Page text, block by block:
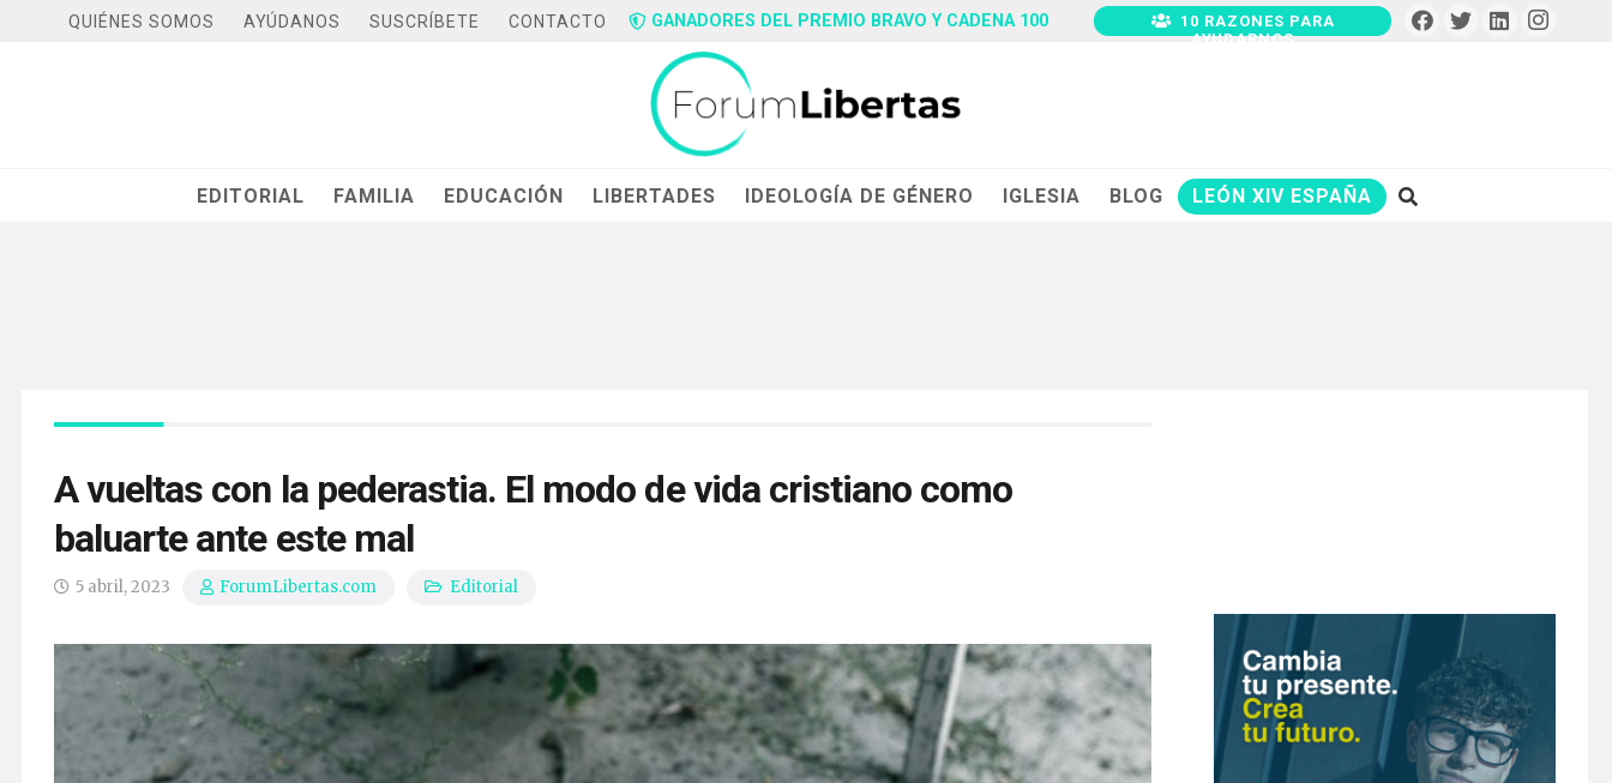
QUIÉNES SOMOS AYÚDANOS SUSCRÍBETE CONTACTO GANADORES DEL PREMIO BRAVO Y CADENA 100
10 RAZONES PARA
AYUDARNOS
EDITORIAL FAMILIA EDUCACIÓN LIBERTADES IDEOLOGÍA DE GÉNERO IGLESIA BLOG LEÓN XIV ESPAÑA
A vueltas con la pederastia. El modo de vida cristiano como
baluarte ante este mal
5 abril, 2023 ForumLibertas.com Editorial